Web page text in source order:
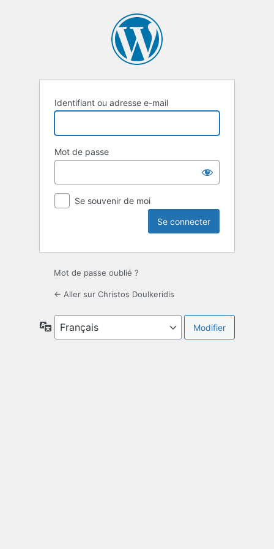
Identifiant ou adresse e-mail
Mot de passe
Se souvenir de moi
Mot de passe oublié ?
← Aller sur Christos Doulkeridis
Langue